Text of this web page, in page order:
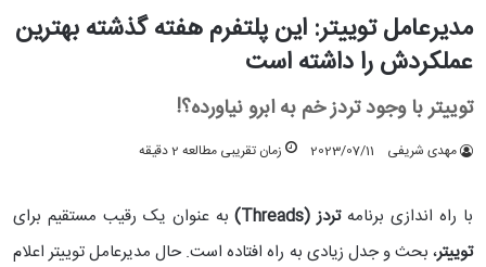
مدیرعامل توییتر: این پلتفرم هفته گذشته بهترین
عملکردش را داشته است
توییتر با وجود تردز خم به ابرو نیاورده؟!
مهدی شریفی 2023/07/11 زمان تقریبی مطالعه 2 دقیقه
با راه اندازی برنامهتردز (Threads)
به عنوان یک رقیب مستقیم برای
توییتر، بحث و جدل زیادی به راه افتاده است. حال مدیرعامل توییتر اعلام